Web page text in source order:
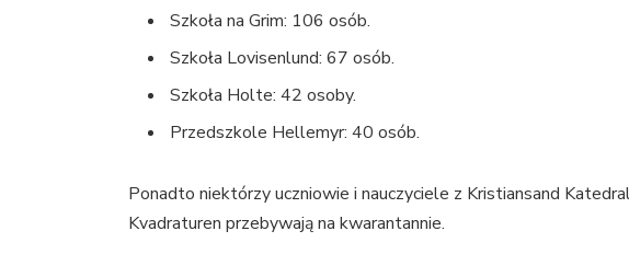
Szkoła na Grim: 106 osób.
Szkoła Lovisenlund: 67 osób.
Szkoła Holte: 42 osoby.
Przedszkole Hellemyr: 40 osób.
Ponadto niektórzy uczniowie i nauczyciele z Kristiansand
Kvadraturen przebywają na kwarantannie.